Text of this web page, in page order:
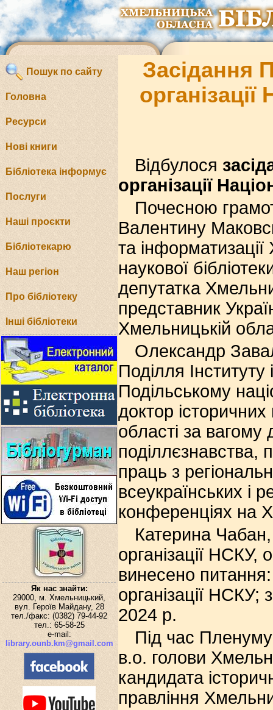
Пошук по сайту
Головна
Ресурси
Нові книги
Бібліотека інформує
Послуги
Наші проєкти
Бібліотекарю
Наш регіон
Про бібліотеку
Інші бібліотеки
Як нас знайти:
29000, м. Хмельницький,
вул. Героїв Майдану, 28
тел./факс: (0382) 79-44-92
тел.: 65-58-25
e-mail:
library.ounb.km@gmail.com
Засідання
Відбулося
організації
Почесною
Валентину
та
наукової
депутатка
представник
Хмельницькій
Олександр
Поділля
Подільському
доктор
області за вагому
поділлєзнавства,
праць з
всеукраїнських і
конференціях на
Катерина
організації
винесено
організації НСКУ;
2024 р.
Під час
в.о. голови
кандидата
правління